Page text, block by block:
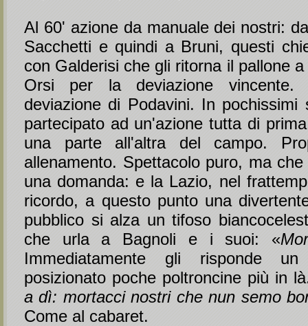
Al 60' azione da manuale dei nostri:
Sacchetti e quindi a Bruni, questi
con Galderisi che gli ritorna il pallone
Orsi per la deviazione vincente.
deviazione di Podavini. In pochissimi
partecipato ad un'azione tutta di
una parte all'altra del campo.
allenamento. Spettacolo puro, ma
una domanda: e la Lazio, nel
ricordo, a questo punto una
pubblico si alza un tifoso
che urla a Bagnoli e i suoi: «
Immediatamente gli risponde
posizionato poche poltroncine più in
a dì: mortacci nostri che nun semo
Come al cabaret.